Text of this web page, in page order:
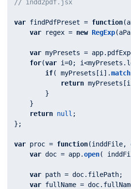
// indd2pdf.jsx
var findPdfPreset = function(
var regex = new RegExp
var myPresets = app.
for(var i=0; i<myPresets.
if( myPresets[i].match
return
        }
    }
return null ;
};
var proc = function(inddFile,
var doc = app.open(
var path = doc. filePath;
var fullName = doc.